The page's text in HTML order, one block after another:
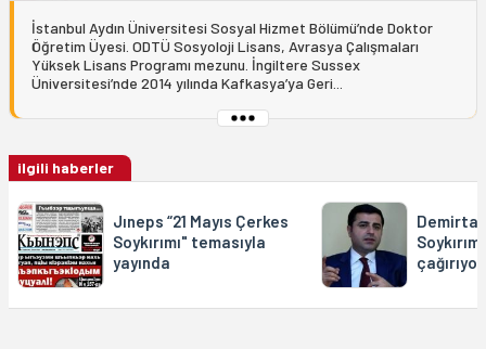
İstanbul Aydın Üniversitesi Sosyal Hizmet Bölümü’nde Doktor
Öğretim Üyesi. ODTÜ Sosyoloji Lisans, Avrasya Çalışmaları
Yüksek Lisans Programı mezunu. İngiltere Sussex
Üniversitesi’nde 2014 yılında Kafkasya’ya Geri...
ilgili haberler
Jıneps “21 Mayıs Çerkes
Soykırımı" temasıyla
yayında